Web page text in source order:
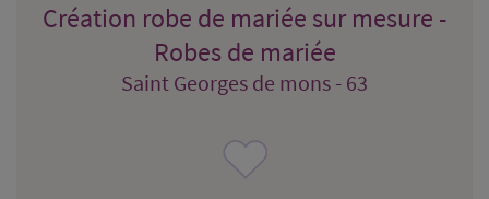
Création robe de mariée sur mesure -
Robes de mariée
Saint Georges de mons - 63